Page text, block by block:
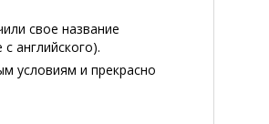
свое название
английского).
условиям и прекрасно